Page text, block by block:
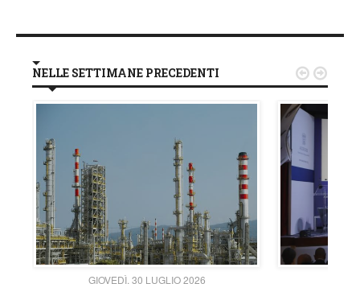
NELLE SETTIMANE PRECEDENTI
GIOVEDÌ, 30 LUGLIO 2026
 